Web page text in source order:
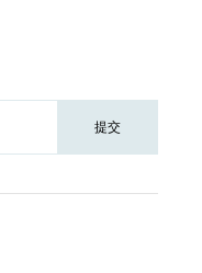
提交